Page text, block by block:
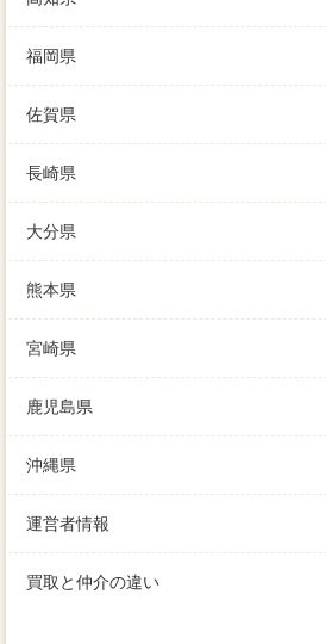
福岡県
佐賀県
長崎県
大分県
熊本県
宮崎県
鹿児島県
沖縄県
運営者情報
買取と仲介の違い